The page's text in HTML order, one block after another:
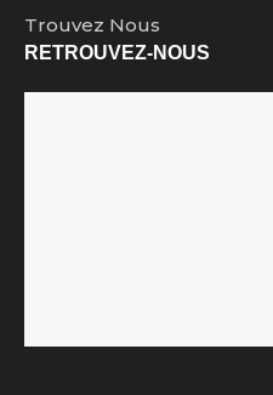
Trouvez Nous
RETROUVEZ-NOUS